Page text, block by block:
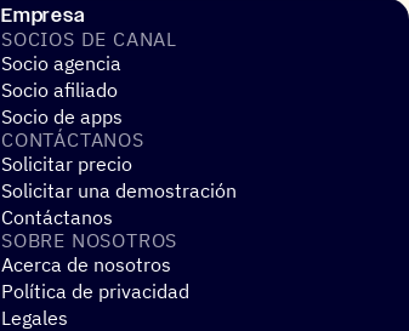
Empresa
SOCIOS DE CANAL
Socio agencia
Socio afiliado
Socio de apps
CONTÁC­TA­NOS
Solicitar precio
Solicitar una demostración
Contáctanos
SOBRE NOSO­TROS
Acerca de nosotros
Política de privacidad
Legales